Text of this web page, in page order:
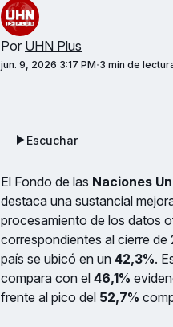
Por UHN Plus
jun. 9, 2026 3:17 PM 3 min de
Escuchar
El Fondo de las Naciones
destaca una sustancial
procesamiento de los datos
correspondientes al cierre
país se ubicó en un 42,3%.
compara con el 46,1%
frente al pico del 52,7%